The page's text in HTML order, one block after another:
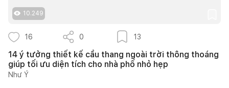
10.249
16 0 13
14 ý tưởng thiết kế cầu thang ngoài trời thông thoáng
giúp tối ưu diện tích cho nhà phố nhỏ hẹp
Như Ý